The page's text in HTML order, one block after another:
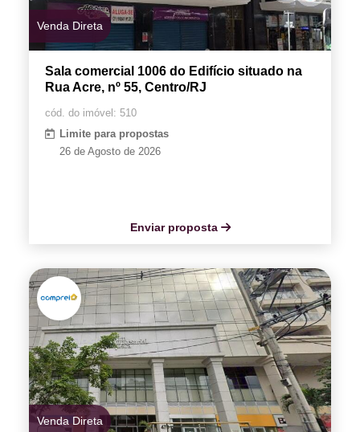
Venda Direta
Sala comercial 1006 do Edifício situado na
Rua Acre, nº 55, Centro/RJ
cód. do imóvel: 510
Limite para propostas
26 de Agosto de 2026
Enviar proposta
Venda Direta